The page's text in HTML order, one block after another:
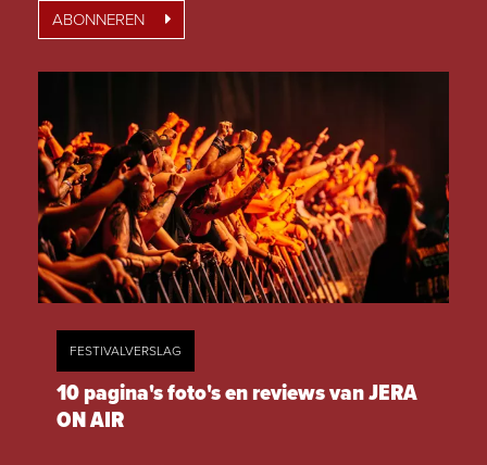
ABONNEREN
FESTIVALVERSLAG
10 pagina's foto's en reviews van JERA
ON AIR